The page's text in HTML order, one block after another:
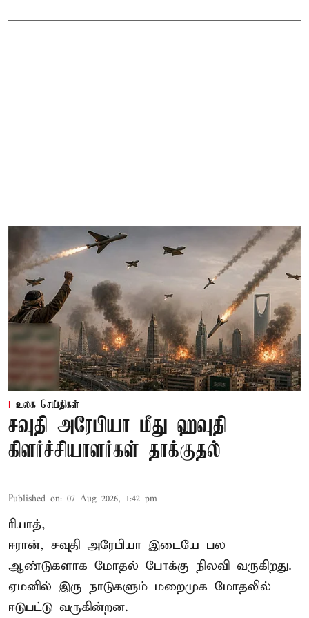
உலக செய்திகள்
சவுதி அரேபியா மீது ஹவுதி
கிளர்ச்சியாளர்கள் தாக்குதல்
Published on: 07 Aug 2026, 1:42 pm
ரியாத்,
ஈரான், சவுதி அரேபியா இடையே பல
ஆண்டுகளாக மோதல் போக்கு நிலவி வருகிறது.
ஏமனில் இரு நாடுகளும் மறைமுக மோதலில்
ஈடுபட்டு வருகின்றன.